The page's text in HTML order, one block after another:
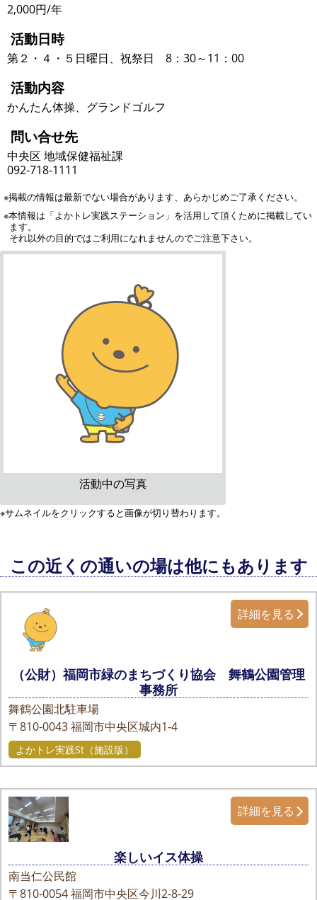
2,000円/年
活動日時
第２・４・５日曜日、祝祭日 8：30～11：00
活動内容
かんたん体操、グランドゴルフ
問い合せ先
中央区 地域保健福祉課
092-718-1111
※掲載の情報は最新でない場合があります、あらかじめご了承ください。
※本情報は「よかトレ実践ステーション」を活用して頂くために掲載してい
ます。
それ以外の目的ではご利用になれませんのでご注意下さい。
活動中の写真
※サムネイルをクリックすると画像が切り替わります。
この近くの通いの場は他にもあります
（公財）福岡市緑のまちづくり協会 舞鶴公園管理
事務所
舞鶴公園北駐車場
〒810-0043福岡市中央区城内1-4
詳細を見る
よかトレ実践St（施設版）
楽しいイス体操
南当仁公民館
〒810-0054福岡市中央区今川2-8-29
詳細を見る